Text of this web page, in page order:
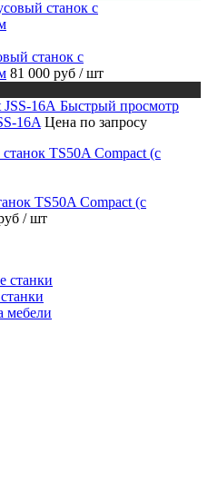
станок с
81 000 руб / шт
Быстрый просмотр
16A Цена по запросу
TS50A Compact (с
/ шт
станки
мебели